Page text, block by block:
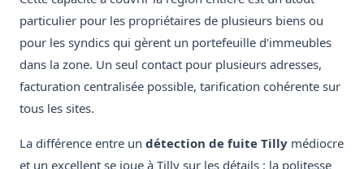
particulier pour les propriétaires de plusieurs biens ou
pour les syndics qui gèrent un portefeuille d'immeubles
dans la zone. Un seul contact pour plusieurs adresses,
facturation centralisée possible, tarification cohérente sur
tous les sites.
La différence entre un détection de fuite Tilly médiocre
et un excellent se joue à Tilly sur les détails : la politesse